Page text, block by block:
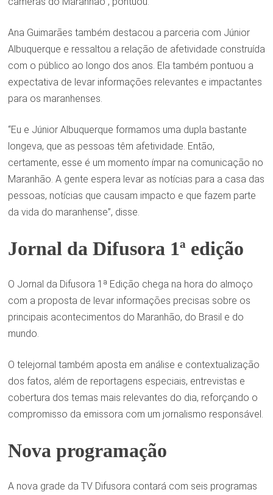
Ana Guimarães também destacou a parceria com Júnior
Albuquerque e ressaltou a relação de afetividade construída
com o público ao longo dos anos. Ela também pontuou a
expectativa de levar informações relevantes e impactantes
para os maranhenses.
“Eu e Júnior Albuquerque formamos uma dupla bastante
longeva, que as pessoas têm afetividade. Então,
certamente, esse é um momento ímpar na comunicação no
Maranhão. A gente espera levar as notícias para a casa das
pessoas, notícias que causam impacto e que fazem parte
da vida do maranhense”, disse.
Jornal da Difusora 1ª edição
O Jornal da Difusora 1ª Edição chega na hora do almoço
com a proposta de levar informações precisas sobre os
principais acontecimentos do Maranhão, do Brasil e do
mundo.
O telejornal também aposta em análise e contextualização
dos fatos, além de reportagens especiais, entrevistas e
cobertura dos temas mais relevantes do dia, reforçando o
compromisso da emissora com um jornalismo responsável.
Nova programação
A nova grade da TV Difusora contará com seis programas